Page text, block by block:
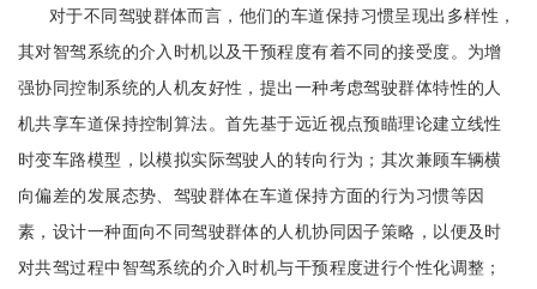
对于不同驾驶群体而言，他们的车道保持习惯呈现出多样性，
其对智驾系统的介入时机以及干预程度有着不同的接受度。为增
强协同控制系统的人机友好性，提出一种考虑驾驶群体特性的人
机共享车道保持控制算法。首先基于远近视点预瞄理论建立线性
时变车路模型，以模拟实际驾驶人的转向行为；其次兼顾车辆横
向偏差的发展态势、驾驶群体在车道保持方面的行为习惯等因
素，设计一种面向不同驾驶群体的人机协同因子策略，以便及时
对共驾过程中智驾系统的介入时机与干预程度进行个性化调整；